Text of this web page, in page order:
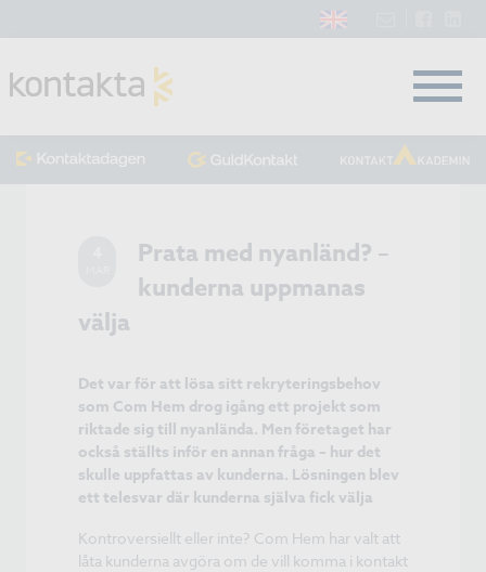
Prata med nyanländ? –
kunderna uppmanas
välja
Det var för att lösa sitt rekryteringsbehov
som Com Hem drog igång ett projekt som
riktade sig till nyanlända. Men företaget har
också ställts inför en annan fråga – hur det
skulle uppfattas av kunderna. Lösningen blev
ett telesvar där kunderna själva fick välja
Kontroversiellt eller inte? Com Hem har valt att
låta kunderna avgöra om de vill komma i kontakt